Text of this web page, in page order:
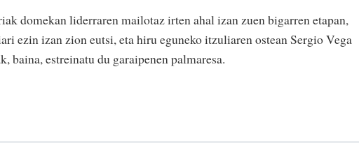
domekan liderraren mailotaz irten ahal izan zuen bigarren etapan,
ezin izan zion eutsi, eta hiru eguneko itzuliaren ostean Sergio Vega
baina, estreinatu du garaipenen palmaresa.